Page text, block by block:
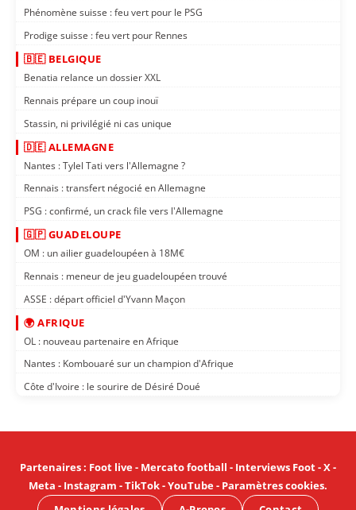
Phénomène suisse : feu vert pour le PSG
Prodige suisse : feu vert pour Rennes
🇧🇪 BELGIQUE
Benatia relance un dossier XXL
Rennais prépare un coup inouï
Stassin, ni privilégié ni cas unique
🇩🇪 ALLEMAGNE
Nantes : Tylel Tati vers l'Allemagne ?
Rennais : transfert négocié en Allemagne
PSG : confirmé, un crack file vers l'Allemagne
🇬🇵 GUADELOUPE
OM : un ailier guadeloupéen à 18M€
Rennais : meneur de jeu guadeloupéen trouvé
ASSE : départ officiel d'Yvann Maçon
🌍 AFRIQUE
OL : nouveau partenaire en Afrique
Nantes : Kombouaré sur un champion d'Afrique
Côte d'Ivoire : le sourire de Désiré Doué
Partenaires: Foot live- Mercato football - Interviews Foot-X-
Meta - Instagram -TikTok-YouTube- Paramètres cookies.